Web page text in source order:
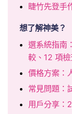
睫竹先登手
想了解神美？
選系統指南
較、12 項
價格方案：
常見問題：
用戶分享：